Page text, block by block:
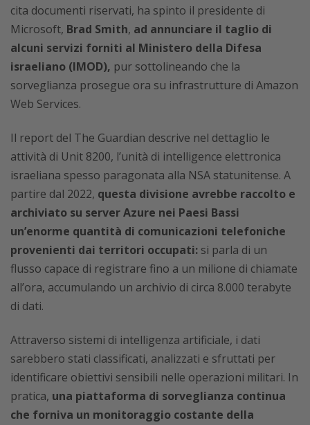
cita documenti riservati, ha spinto il presidente di
Microsoft, Brad Smith, ad annunciare il taglio di
alcuni servizi forniti al Ministero della Difesa
israeliano (IMOD), pur sottolineando che la
sorveglianza prosegue ora su infrastrutture di Amazon
Web Services.
Il report del The Guardian descrive nel dettaglio le
attività di Unit 8200, l’unità di intelligence elettronica
israeliana spesso paragonata alla NSA statunitense. A
partire dal 2022, questa divisione avrebbe raccolto e
archiviato su server Azure nei Paesi Bassi
un’enorme quantità di comunicazioni telefoniche
provenienti dai territori occupati: si parla di un
flusso capace di registrare fino a un milione di chiamate
all’ora, accumulando un archivio di circa 8.000 terabyte
di dati.
Attraverso sistemi di intelligenza artificiale, i dati
sarebbero stati classificati, analizzati e sfruttati per
identificare obiettivi sensibili nelle operazioni militari. In
pratica, una piattaforma di sorveglianza continua
che forniva un monitoraggio costante della